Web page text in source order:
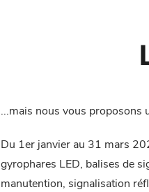
...mais nous vous proposons
Du 1er janvier au 31 mars
gyrophares LED, balises de
manutention, signalisation